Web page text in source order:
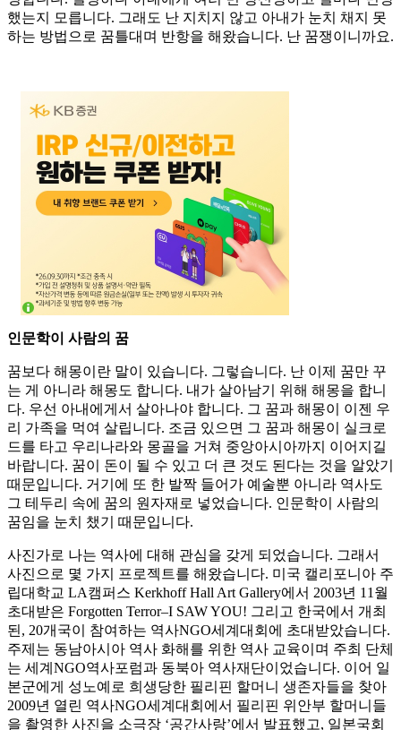
했는지 모릅니다. 그래도 난 지치지 않고 아내가 눈치 채지 못
하는 방법으로 꿈틀대며 반항을 해왔습니다. 난 꿈쟁이니까요.
인문학이 사람의 꿈
꿈보다 해몽이란 말이 있습니다. 그렇습니다. 난 이제 꿈만 꾸
는 게 아니라 해몽도 합니다. 내가 살아남기 위해 해몽을 합니
다. 우선 아내에게서 살아나야 합니다. 그 꿈과 해몽이 이젠 우
리 가족을 먹여 살립니다. 조금 있으면 그 꿈과 해몽이 실크로
드를 타고 우리나라와 몽골을 거쳐 중앙아시아까지 이어지길
바랍니다. 꿈이 돈이 될 수 있고 더 큰 것도 된다는 것을 알았기
때문입니다. 거기에 또 한 발짝 들어가 예술뿐 아니라 역사도
그 테두리 속에 꿈의 원자재로 넣었습니다. 인문학이 사람의
꿈임을 눈치 챘기 때문입니다.
사진가로 나는 역사에 대해 관심을 갖게 되었습니다. 그래서
사진으로 몇 가지 프로젝트를 해왔습니다. 미국 캘리포니아 주
립대학교 LA캠퍼스 Kerkhoff Hall Art Gallery에서 2003년 11월
초대받은 Forgotten Terror–I SAW YOU! 그리고 한국에서 개최
된, 20개국이 참여하는 역사NGO세계대회에 초대받았습니다.
주제는 동남아시아 역사 화해를 위한 역사 교육이며 주최 단체
는 세계NGO역사포럼과 동북아 역사재단이었습니다. 이어 일
본군에게 성노예로 희생당한 필리핀 할머니 생존자들을 찾아
2009년 열린 역사NGO세계대회에서 필리핀 위안부 할머니들
을 촬영한 사진을 소극장 ‘공간사랑’에서 발표했고, 일본국회